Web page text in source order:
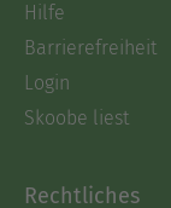
Hilfe
Barrierefreiheit
Login
Skoobe liest
Rechtliches